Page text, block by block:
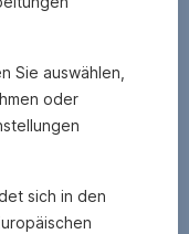
Sie auswählen,
oder
sich in den